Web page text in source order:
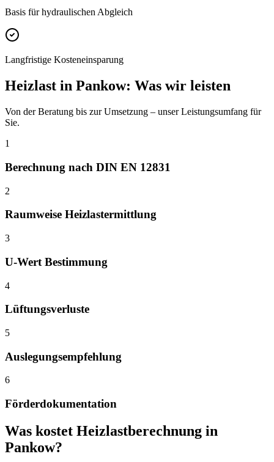
Basis für hydraulischen Abgleich
Langfristige Kosteneinsparung
Heizlast in Pankow: Was wir leisten
Von der Beratung bis zur Umsetzung – unser Leistungsumfang für
Sie.
1
Berechnung nach DIN EN 12831
2
Raumweise Heizlastermittlung
3
U-Wert Bestimmung
4
Lüftungsverluste
5
Auslegungsempfehlung
6
Förderdokumentation
Was kostet Heizlastberechnung in
Pankow?